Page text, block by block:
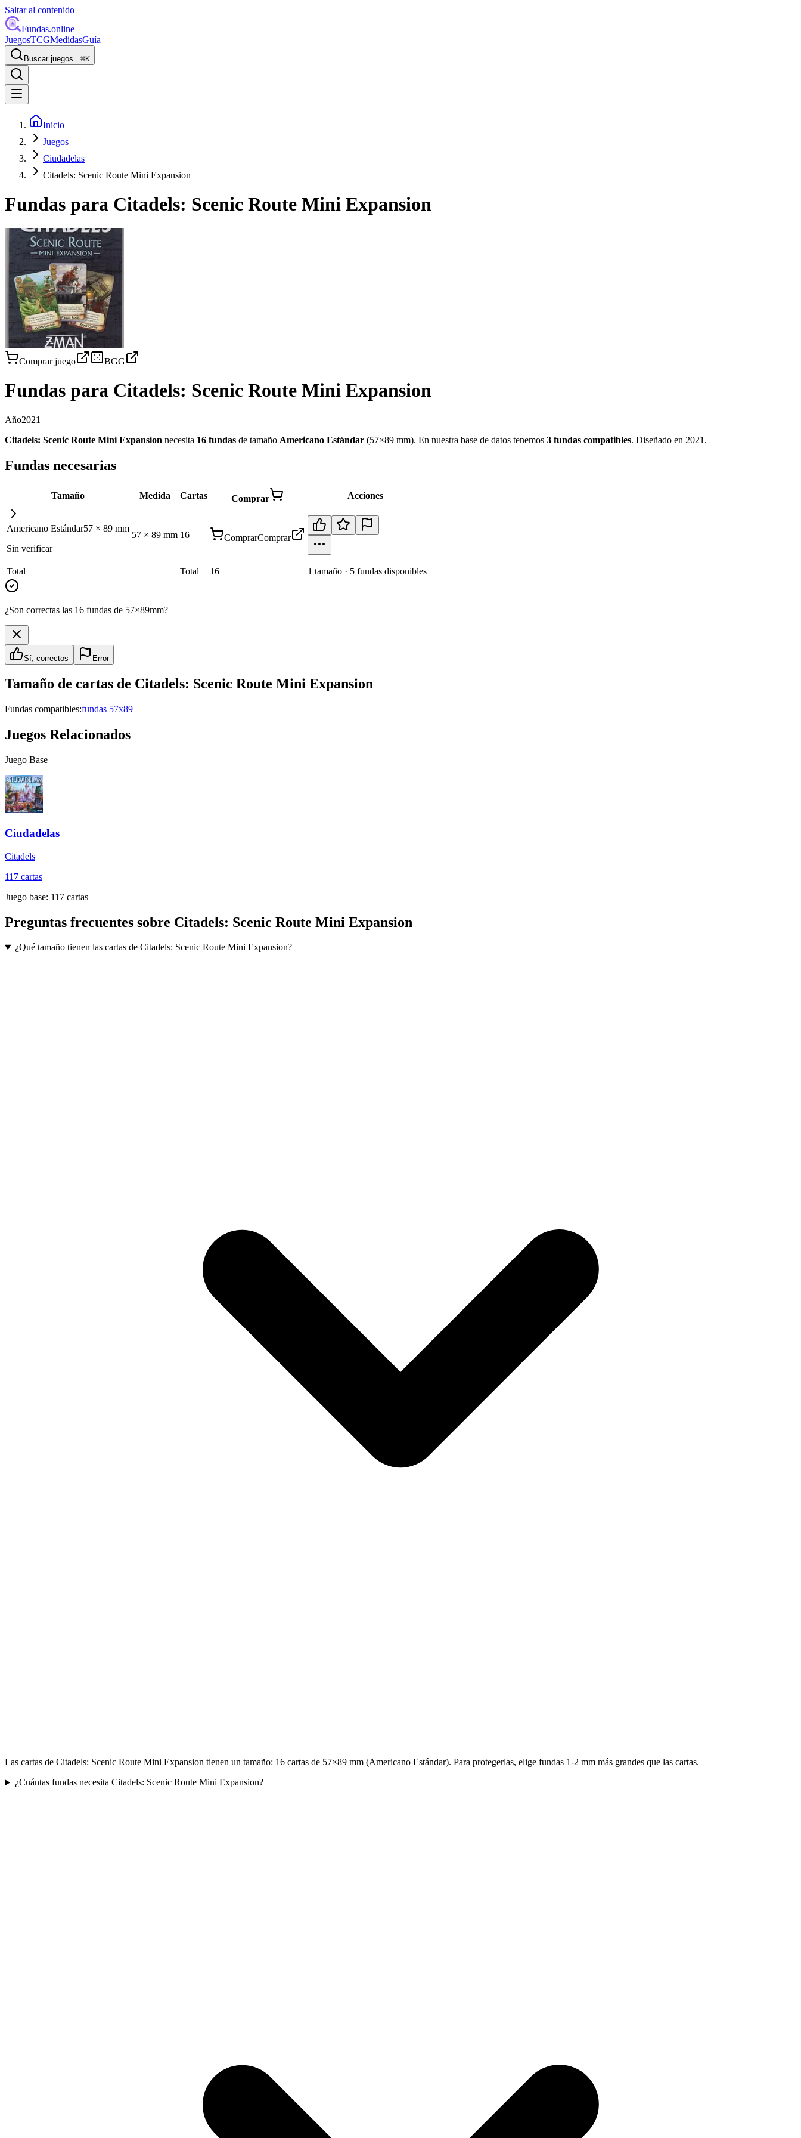
Saltar al contenido
Fundas.online
JuegosTCGMedidasGuía
Buscar juegos...⌘K
Inicio
Juegos
Ciudadelas
Citadels: Scenic Route Mini Expansion
Fundas para Citadels: Scenic Route Mini Expansion
Comprar juego BGG
Fundas para Citadels: Scenic Route Mini Expansion
Año2021
Citadels: Scenic Route Mini Expansion necesita 16 fundas de tamaño Americano Estándar (57×89 mm). En nuestra base de datos tenemos 3 fundas compatibles. Diseñado en 2021 .
Fundas necesarias
Tamaño Medida Cartas Comprar Acciones
Americano Estándar57 × 89 mm
Sin verificar
57 × 89 mm 16 ComprarComprar
Total Total 16 1 tamaño · 5 fundas disponibles
¿Son correctas las 16 fundas de 57×89mm?
Sí, correctos Error
Tamaño de cartas de Citadels: Scenic Route Mini Expansion
Fundas compatibles:fundas 57x89
Juegos Relacionados
Juego Base
Ciudadelas
Citadels
117 cartas
Juego base: 117 cartas
Preguntas frecuentes sobre Citadels: Scenic Route Mini Expansion
¿Qué tamaño tienen las cartas de Citadels: Scenic Route Mini Expansion?
Las cartas de Citadels: Scenic Route Mini Expansion tienen un tamaño: 16 cartas de 57×89 mm (Americano Estándar). Para protegerlas, elige fundas 1-2 mm más grandes que las cartas.
¿Cuántas fundas necesita Citadels: Scenic Route Mini Expansion?